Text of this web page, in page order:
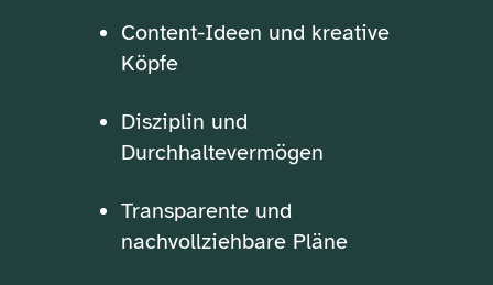
Content-Ideen und kreative
Köpfe
Disziplin und
Durchhaltevermögen
Transparente und
nachvollziehbare Pläne